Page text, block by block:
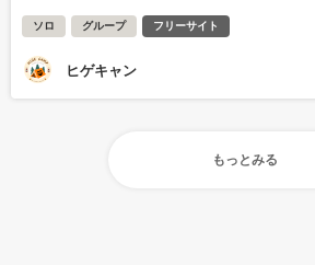
ソロ グループ フリーサイト
ヒゲキャン
もっとみる